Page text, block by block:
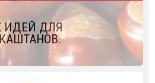
ИДЕЙ ДЛЯ